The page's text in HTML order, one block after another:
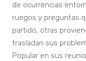
de ocurrencias
ruegos y preguntas
partido, otras
trasladan sus
Popular en sus